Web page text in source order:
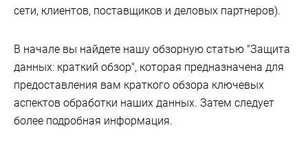
сети, клиентов, поставщиков и деловых партнеров).
В начале вы найдете нашу обзорную статью "Защита
данных: краткий обзор", которая предназначена для
предоставления вам краткого обзора ключевых
аспектов обработки наших данных. Затем следует
более подробная информация.